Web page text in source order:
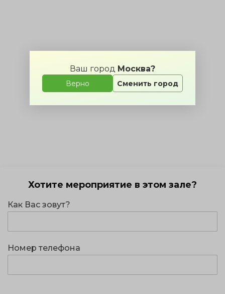
Ваш город Москва?
Верно Сменить город
Хотите мероприятие в этом зале?
Как Вас зовут?
Номер телефона